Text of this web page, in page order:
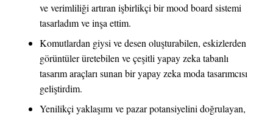
ve verimliliği artıran işbirlikçi bir mood board sistemi
tasarladım ve inşa ettim.
Komutlardan giysi ve desen oluşturabilen, eskizlerden
görüntüler üretebilen ve çeşitli yapay zeka tabanlı
tasarım araçları sunan bir yapay zeka moda tasarımcısı
geliştirdim.
Yenilikçi yaklaşımı ve pazar potansiyelini doğrulayan,